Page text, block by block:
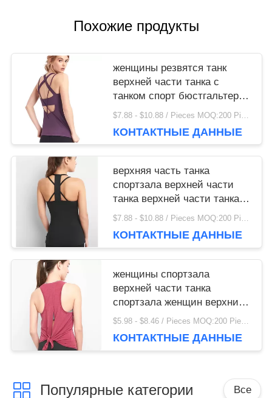
Похожие продукты
женщины резвятся танк
верхней части танка с
танком спорт бюстгальтера
с бюстгальтером
КОНТАКТНЫЕ ДАННЫЕ
верхняя часть танка
спортзала верхней части
танка верхней части танка
спортзала женщин
изготовленная на заказ
$7.88 - $10.88 / Pieces MOQ:200 Piece / Pieces
КОНТАКТНЫЕ ДАННЫЕ
женщины спортзала
верхней части танка
спортзала женщин верхние
свободные освобождают
$5.98 - $8.46 / Pieces MOQ:200 Piece / Pieces
КОНТАКТНЫЕ ДАННЫЕ
Популярные категории Все